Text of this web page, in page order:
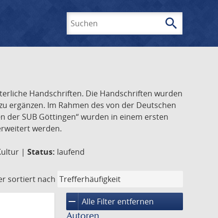
search
Handschriften. Die Handschriften wurden
ergänzen. Im Rahmen des von der Deutschen
SUB Göttingen“ wurden in einem ersten
werden.
| Status: laufend
sortiert nach
remove Alle Filter entfernen